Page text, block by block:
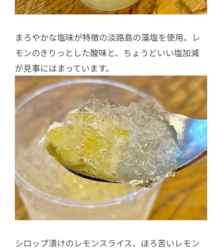
まろやかな塩味が特徴の淡路島の藻塩を使用。レ
モンのきりっとした酸味と、ちょうどいい塩加減
が見事にはまっています。
シロップ漬けのレモンスライス、ほろ苦いレモン